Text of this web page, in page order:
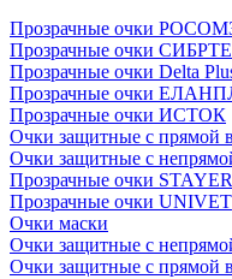
Прозрачные очки
Прозрачные очки
Прозрачные очки Delta
Прозрачные очки
Прозрачные очки ИСТОК
Очки защитные с
Очки защитные с
Прозрачные очки STAYER
Прозрачные очки UNIVET
Очки маски
Очки защитные с
Очки защитные с